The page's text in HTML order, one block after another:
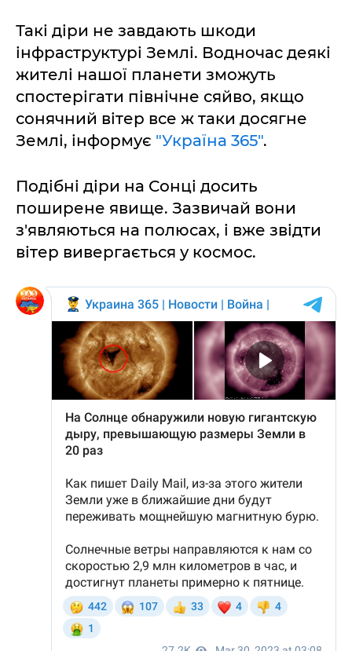
Такі діри не завдають шкоди
інфраструктурі Землі. Водночас деякі
жителі нашої планети зможуть
спостерігати північне сяйво, якщо
сонячний вітер все ж таки досягне
Землі, інформує "Україна 365".
Подібні діри на Сонці досить
поширене явище. Зазвичай вони
з'являються на полюсах, і вже звідти
вітер вивергається у космос.